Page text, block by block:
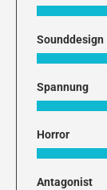
Sounddesign
Spannung
Horror
Antagonist